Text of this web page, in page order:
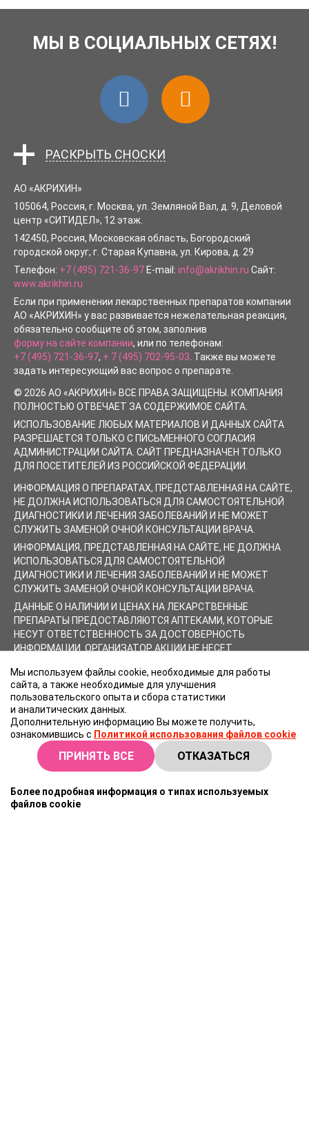
Мы используем файлы cookie, необходимые для работы
сайта, а также необходимые для улучшения
пользовательского опыта и сбора статистики
и аналитических данных.
Дополнительную информацию Вы можете получить,
ознакомившись с Политикой использования файлов cookie
ПРИНЯТЬ ВСЕ ОТКАЗАТЬСЯ
Более подробная информация о типах используемых
файлов cookie
МЫ В СОЦИАЛЬНЫХ СЕТЯХ!
.
АО «АКРИХИН»
105064, Россия, г. Москва, ул. Земляной Вал, д. 9, Деловой
центр «СИТИДЕЛ», 12 этаж.
142450, Россия, Московская область, Богородский
городской округ, г. Старая Купавна, ул. Кирова, д. 29
Телефон: +7 (495) 721-36-97 E-mail: info@akrikhin.ru Сайт:
www.akrikhin.ru
Если при применении лекарственных препаратов компании
АО «АКРИХИН» у вас развивается нежелательная реакция,
обязательно сообщите об этом, заполнив
форму на сайте компании, или по телефонам:
+7 (495) 721-36-97, + 7 (495) 702-95-03 . Также вы можете
задать интересующий вас вопрос о препарате.
© 2026 АО «АКРИХИН» ВСЕ ПРАВА ЗАЩИЩЕНЫ. КОМПАНИЯ
ПОЛНОСТЬЮ ОТВЕЧАЕТ ЗА СОДЕРЖИМОЕ САЙТА.
ИСПОЛЬЗОВАНИЕ ЛЮБЫХ МАТЕРИАЛОВ И ДАННЫХ САЙТА
РАЗРЕШАЕТСЯ ТОЛЬКО С ПИСЬМЕННОГО СОГЛАСИЯ
АДМИНИСТРАЦИИ САЙТА. САЙТ ПРЕДНАЗНАЧЕН ТОЛЬКО
ДЛЯ ПОСЕТИТЕЛЕЙ ИЗ РОССИЙСКОЙ ФЕДЕРАЦИИ.
ИНФОРМАЦИЯ О ПРЕПАРАТАХ, ПРЕДСТАВЛЕННАЯ НА САЙТЕ,
НЕ ДОЛЖНА ИСПОЛЬЗОВАТЬСЯ ДЛЯ САМОСТОЯТЕЛЬНОЙ
ДИАГНОСТИКИ И ЛЕЧЕНИЯ ЗАБОЛЕВАНИЙ И НЕ МОЖЕТ
СЛУЖИТЬ ЗАМЕНОЙ ОЧНОЙ КОНСУЛЬТАЦИИ ВРАЧА.
ИНФОРМАЦИЯ, ПРЕДСТАВЛЕННАЯ НА САЙТЕ, НЕ ДОЛЖНА
ИСПОЛЬЗОВАТЬСЯ ДЛЯ САМОСТОЯТЕЛЬНОЙ
ДИАГНОСТИКИ И ЛЕЧЕНИЯ ЗАБОЛЕВАНИЙ И НЕ МОЖЕТ
СЛУЖИТЬ ЗАМЕНОЙ ОЧНОЙ КОНСУЛЬТАЦИИ ВРАЧА.
ДАННЫЕ О НАЛИЧИИ И ЦЕНАХ НА ЛЕКАРСТВЕННЫЕ
ПРЕПАРАТЫ ПРЕДОСТАВЛЯЮТСЯ АПТЕКАМИ, КОТОРЫЕ
НЕСУТ ОТВЕТСТВЕННОСТЬ ЗА ДОСТОВЕРНОСТЬ
ИНФОРМАЦИИ. ОРГАНИЗАТОР АКЦИИ НЕ НЕСЕТ
ПРАЙС-ЛИСТОВ АПТЕК. ЦЕНЫ В БЛОКЕ «ЦЕНЫ СО СКИДКОЙ»
ОБНОВЛЯЮТСЯ НЕ В РЕЖИМЕ ОНЛАЙН И МОГУТ
ОТЛИЧАТЬСЯ ОТ ТЕКУЩЕЙ ЦЕНЫ В АПТЕКЕ.